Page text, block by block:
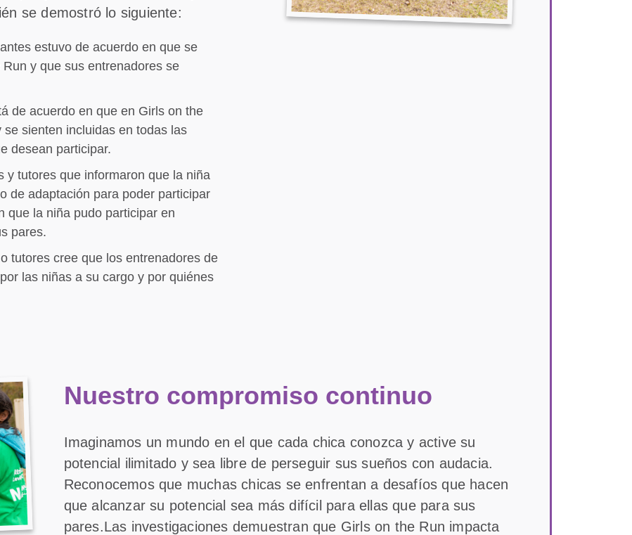
se demostró lo siguiente:
estuvo de acuerdo en que se
y que sus entrenadores se
de acuerdo en que en Girls on the
sienten incluidas en todas las
desean participar.
y tutores que informaron que la niña
de adaptación para poder participar
que la niña pudo participar en
pares.
tutores cree que los entrenadores de
las niñas a su cargo y por quiénes
Nuestro compromiso continuo
Imaginamos un mundo en el que cada chica conozca y active su
potencial ilimitado y sea libre de perseguir sus sueños con audacia.
Reconocemos que muchas chicas se enfrentan a desafíos que hacen
que alcanzar su potencial sea más difícil para ellas que para sus
pares.Las investigaciones demuestran que Girls on the Run impacta